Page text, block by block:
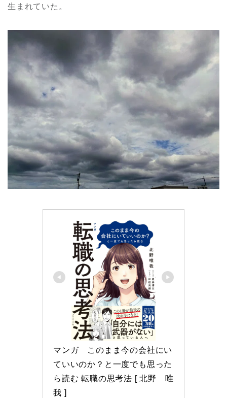
生まれていた。
マンガ　このまま今の会社にい
ていいのか？と一度でも思った
ら読む 転職の思考法 [ 北野　唯
我 ]